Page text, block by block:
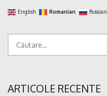
English Romanian Russian
ARTICOLE RECENTE